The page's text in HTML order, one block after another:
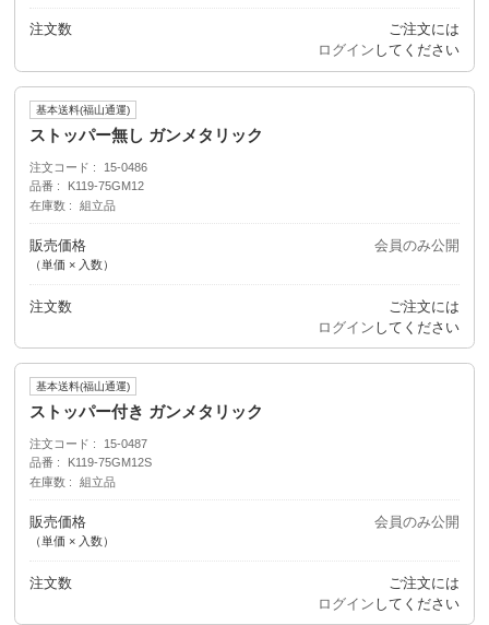
注文数
ご注文には
ログイン してください
基本送料(福山通運)
ストッパー無し ガンメタリック
注文コード
15-0486
品番
K119-75GM12
在庫数
組立品
販売価格
（単価 × 入数）
会員のみ公開
注文数
ご注文には
ログイン してください
基本送料(福山通運)
ストッパー付き ガンメタリック
注文コード
15-0487
品番
K119-75GM12S
在庫数
組立品
販売価格
（単価 × 入数）
会員のみ公開
注文数
ご注文には
ログイン してください